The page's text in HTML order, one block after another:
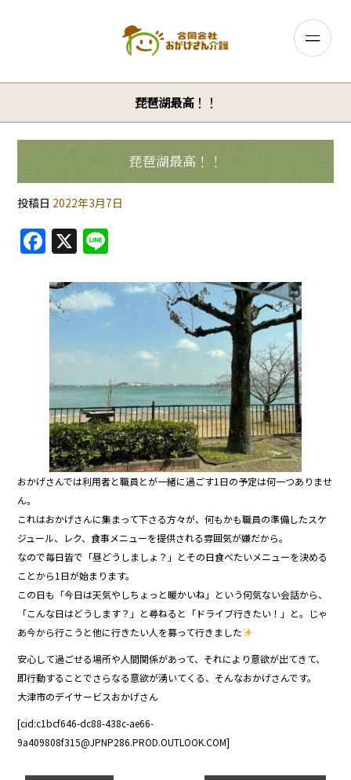
琵琶湖最高！！
琵琶湖最高！！
投稿日 2022年3月7日
F
a
c
e
b
o
k
X
e
おかげさんでは利用者と職員とが一緒に過ごす1日の予定は何一つありませ
ん。
これはおかげさんに集まって下さる方々が、何もかも職員の準備したスケ
ジュール、レク、食事メニューを提供される雰囲気が嫌だから。
なので毎日皆で「昼どうしましょ？」とその日食べたいメニューを決める
ことから1日が始まります。
この日も「今日は天気やしちょっと暖かいね」という何気ない会話から、
「こんな日はどうします？」と尋ねると「ドライブ行きたい！」と。じゃ
あ今から行こうと他に行きたい人を募って行きました
安心して過ごせる場所や人間関係があって、それにより意欲が出てきて、
即行動することでさらなる意欲が湧いてくる、そんなおかげさんです。
大津市のデイサービスおかげさん
[cid:c1bcf646-dc88-438c-ae66-
9a409808f315@JPNP286.PROD.OUTLOOK.COM]